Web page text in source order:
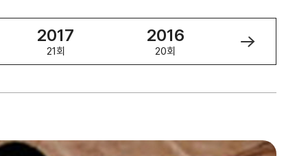
2017
21회
2016
20회